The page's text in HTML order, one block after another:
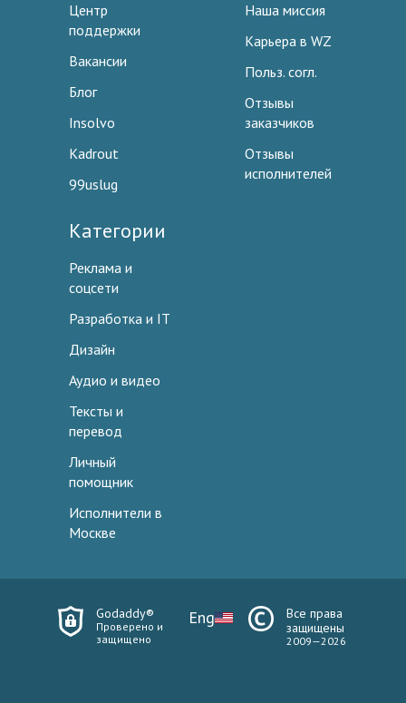
Центр
поддержки
Вакансии
Блог
Insolvo
Kadrout
99uslug
Наша миссия
Карьера в WZ
Польз. согл.
Отзывы
заказчиков
Отзывы
исполнителей
Категории
Реклама и
соцсети
Разработка и IT
Дизайн
Аудио и видео
Тексты и
перевод
Личный
помощник
Исполнители в
Москве
Godaddy®
Проверено и
защищено
Eng
Все права
защищены
2009—2026